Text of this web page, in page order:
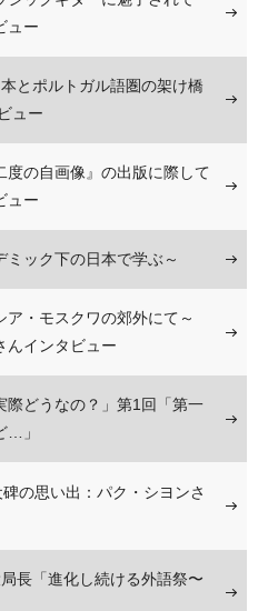
ュー
とポルトガル語圏の架け橋
ュー
の自画像』の出版に際して
ュー
ミック下の日本で学ぶ～
・モスクワの郊外にて～
んインタビュー
どうなの？」第1回「第一
…」
の思い出：パク・シヨンさ
長「進化し続ける外語祭〜